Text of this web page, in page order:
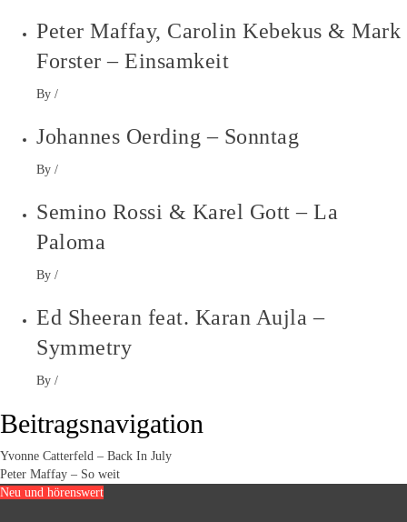
Peter Maffay, Carolin Kebekus & Mark
Forster – Einsamkeit
By /
Johannes Oerding – Sonntag
By /
Semino Rossi & Karel Gott – La
Paloma
By /
Ed Sheeran feat. Karan Aujla –
Symmetry
By /
Beitragsnavigation
Yvonne Catterfeld – Back In July
Peter Maffay – So weit
Neu und hörenswert